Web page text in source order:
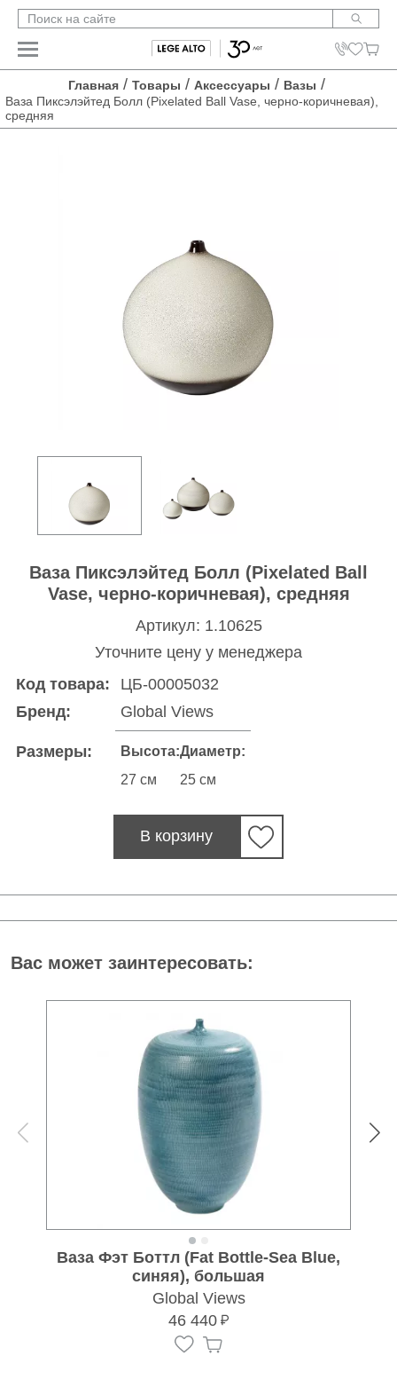
Главная/ Товары / Аксессуары / Вазы /
Ваза Пиксэлэйтед Болл (Pixelated Ball Vase, черно-коричневая),
средняя
Ваза Пиксэлэйтед Болл (Pixelated Ball
Vase, черно-коричневая), средняя
Артикул: 1.10625
Уточните цену у менеджера
Код товара:
ЦБ-00005032
Бренд:
Global Views
Размеры:
Высота:
27 см
Диаметр:
25 см
В корзину
Вас может заинтересовать:
Ваза Фэт Боттл (Fat Bottle-Sea Blue,
синяя), большая
Global Views
46 440